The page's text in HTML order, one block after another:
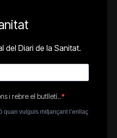
del Diari de la Sanitat.
i rebre el butlletí..
quan vulguis mitjançant l’enllaç